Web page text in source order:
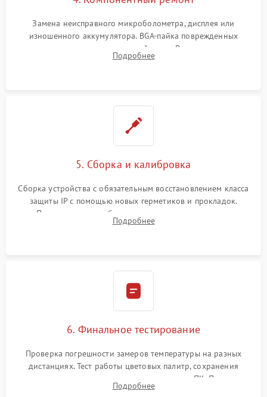
Замена неисправного микроболометра, дисплея или
изношенного аккумулятора. BGA-пайка поврежденных
контроллеров на материнской плате. Восстановление
разъемов и кнопок, замена поврежденных элементов
Подробнее
5. Сборка и калибровка
Сборка устройства с обязательным восстановлением класса
защиты IP с помощью новых герметиков и прокладок.
Программная калибровка матрицы по эталонному
абсолютно черному телу для точного измерения температур.
Подробнее
6. Финальное тестирование
Проверка погрешности замеров температуры на разных
дистанциях. Тест работы цветовых палитр, сохранения
термограмм в память и передачи данных на ПК. Проверка
автономности работы и итоговый контроль качества.
Подробнее